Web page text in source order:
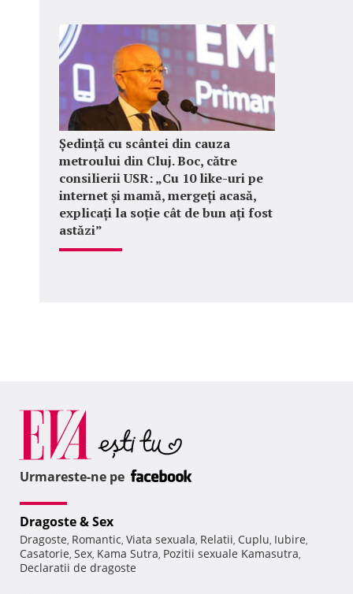
Ședință cu scântei din cauza
metroului din Cluj. Boc, către
consilierii USR: „Cu 10 like-uri pe
internet și mamă, mergeți acasă,
explicați la soție cât de bun ați fost
astăzi”
Urmareste-ne pe
Dragoste & Sex
Dragoste, Romantic, Viata sexuala, Relatii, Cuplu, Iubire,
Casatorie, Sex, Kama Sutra, Pozitii sexuale Kamasutra,
Declaratii de dragoste